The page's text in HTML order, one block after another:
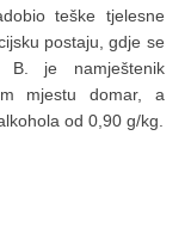
teške tjelesne
postaju, gdje se
B. je namještenik
mjestu domar, a
od 0,90 g/kg.